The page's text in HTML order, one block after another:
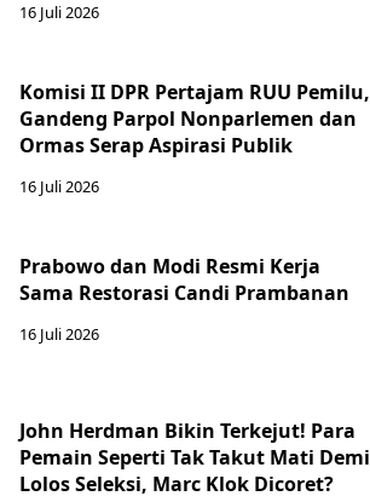
16 Juli 2026
Komisi II DPR Pertajam RUU Pemilu,
Gandeng Parpol Nonparlemen dan
Ormas Serap Aspirasi Publik
16 Juli 2026
Prabowo dan Modi Resmi Kerja
Sama Restorasi Candi Prambanan
16 Juli 2026
John Herdman Bikin Terkejut! Para
Pemain Seperti Tak Takut Mati Demi
Lolos Seleksi, Marc Klok Dicoret?